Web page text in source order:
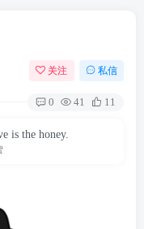
关注 私信
0 41 11
is the honey.